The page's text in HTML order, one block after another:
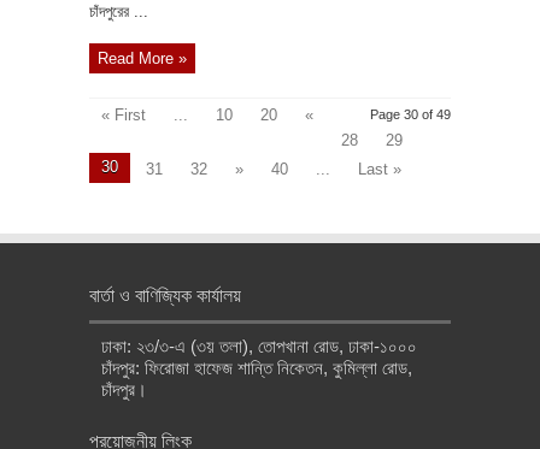
চাঁদপুরের ...
Read More »
Page 30 of 49
« First 10 20
«
28
29
30
31 32 » 40 Last »
বার্তা ও বাণিজ্যিক কার্যালয়
ঢাকা: ২৩/৩-এ (৩য় তলা), তোপখানা রোড, ঢাকা-১০০০
চাঁদপুর: ফিরোজা হাফেজ শান্তি নিকেতন, কুমিল্লা রোড,
চাঁদপুর।
প্রয়োজনীয় লিংক